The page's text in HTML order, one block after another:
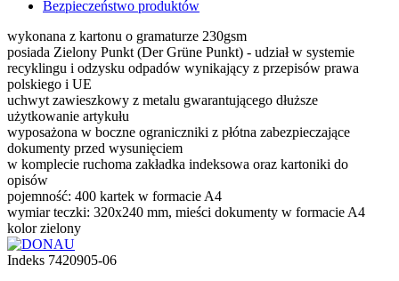
Bezpieczeństwo produktów
wykonana z kartonu o gramaturze 230gsm
posiada Zielony Punkt (Der Grüne Punkt) - udział w systemie
recyklingu i odzysku odpadów wynikający z przepisów prawa
polskiego i UE
uchwyt zawieszkowy z metalu gwarantującego dłuższe
użytkowanie artykułu
wyposażona w boczne ograniczniki z płótna zabezpieczające
dokumenty przed wysunięciem
w komplecie ruchoma zakładka indeksowa oraz kartoniki do
opisów
pojemność: 400 kartek w formacie A4
wymiar teczki: 320x240 mm, mieści dokumenty w formacie A4
kolor zielony
Indeks 7420905-06